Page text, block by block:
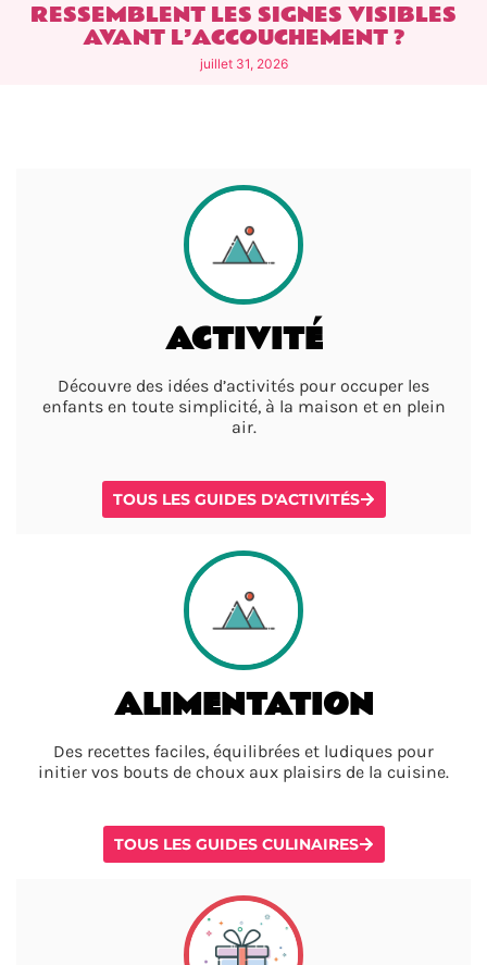
RESSEMBLENT LES SIGNES VISIBLES
AVANT L’ACCOUCHEMENT ?
juillet 31, 2026
ACTIVITÉ
Découvre des idées d’activités pour occuper les
enfants en toute simplicité, à la maison et en plein
air.
TOUS LES GUIDES D'ACTIVITÉS
ALIMENTATION
Des recettes faciles, équilibrées et ludiques pour
initier vos bouts de choux aux plaisirs de la cuisine.
TOUS LES GUIDES CULINAIRES